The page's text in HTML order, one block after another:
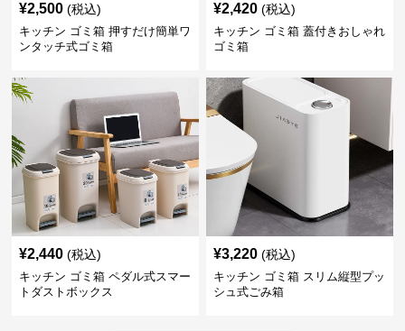
¥2,500 (税込)
キッチン ゴミ箱 押すだけ簡単ワ
ンタッチ式ゴミ箱
¥2,420 (税込)
キッチン ゴミ箱 蓋付きおしゃれ
ゴミ箱
¥2,440 (税込)
キッチン ゴミ箱 ペダル式スマー
トダストボックス
¥3,220 (税込)
キッチン ゴミ箱 スリム縦型プッ
シュ式ごみ箱